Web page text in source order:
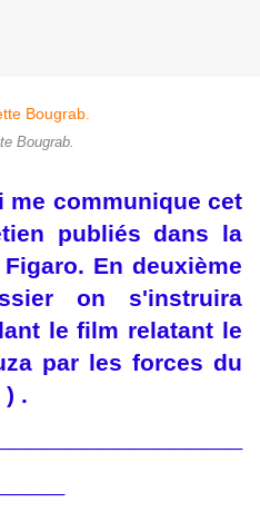
Bougrab.
me communique cet
publiés dans la
En deuxième
on s'instruira
le film relatant le
par les forces du
.